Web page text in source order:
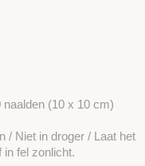
(10 x 10 cm)
/ Niet in droger / Laat het
in fel zonlicht.